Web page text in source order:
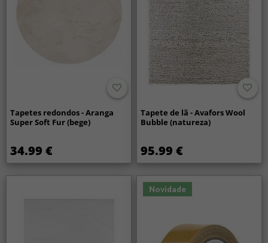
Tapetes redondos - Aranga
Super Soft Fur (bege)
34.99 €
Tapete de lã - Avafors Wool
Bubble (natureza)
95.99 €
Novidade